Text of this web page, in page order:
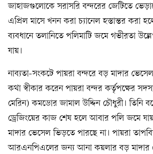
জাহাজগুলোকে সরাসরি বন্দরের জেটিতে
এপ্রিল মাসে খনন করা চ্যানেল হস্তান্তর করা
ব্যবধানে তলানিতে পলিমাটি জমে গভীরতা
যায়।
নাব্যতা-সংকটে পায়রা বন্দরে বড় মাদার
কথা স্বীকার করেন পায়রা বন্দর কর্তৃপক্ষের
মেরিন) কমডোর জামাল উদ্দিন চৌধুরী। তিনি
ড্রেজিংয়ের কাজ শেষ হলে আবার পলি জমে
মাদার ভেসেল ভিড়তে পারছে না। পায়রা
আরএনপিএলের জন্য আনা কয়লার বড় মাদার